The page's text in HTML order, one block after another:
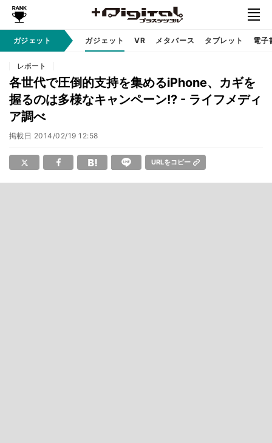
ガジェット ガジェット VR メタバース タブレット 電子
レポート
各世代で圧倒的支持を集めるiPhone、カギを
握るのは多様なキャンペーン!? - ライフメディ
ア調べ
掲載日 2014/02/19 12:58
URLをコピー